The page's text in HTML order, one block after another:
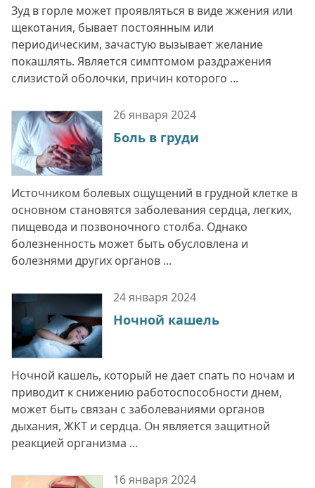
Зуд в горле может проявляться в виде жжения или
щекотания, бывает постоянным или
периодическим, зачастую вызывает желание
покашлять. Является симптомом раздражения
слизистой оболочки, причин которого ...
26 января 2024
Боль в груди
Источником болевых ощущений в грудной клетке в
основном становятся заболевания сердца, легких,
пищевода и позвоночного столба. Однако
болезненность может быть обусловлена и
болезнями других органов ...
24 января 2024
Ночной кашель
Ночной кашель, который не дает спать по ночам и
приводит к снижению работоспособности днем,
может быть связан с заболеваниями органов
дыхания, ЖКТ и сердца. Он является защитной
реакцией организма ...
16 января 2024